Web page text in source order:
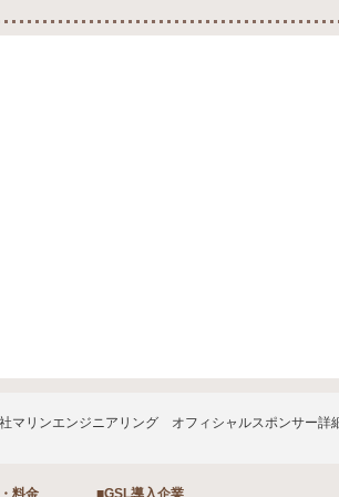
マリンエンジニアリング オフィシャルスポンサー詳
料金 ■GSL導入企業